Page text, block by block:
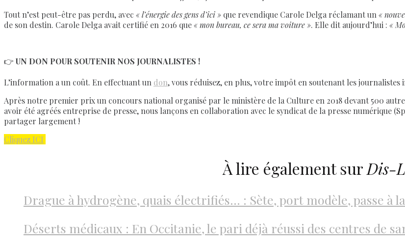
Tout n’est peut-être pas perdu, avec « l’énergie des gens d’ici » que revendique Carole Delga réclamant un «
de son destin. Carole Delga avait certifié en 2016 que« mon bureau, ce sera ma voiture ». Elle dit aujourd’hui : «
👉 UN DON POUR SOUTENIR NOS JOURNALISTES !
L’information a un coût. En effectuant un don, vous réduisez, en plus, votre impôt en soutenant les
Après notre premier prix un concours national organisé par le ministère de la Culture en 2018 devant 500
avoir été agréés entreprise de presse, nous lançons en collaboration avec le syndicat de la presse numérique
partager largement !
Cliquez ICI
À lire également sur Dis-
Drague à hydrogène, quais électrifiés… : Sète, port modèle, passe à
Déserts médicaux : En Occitanie, le pari déjà réussi des centres de